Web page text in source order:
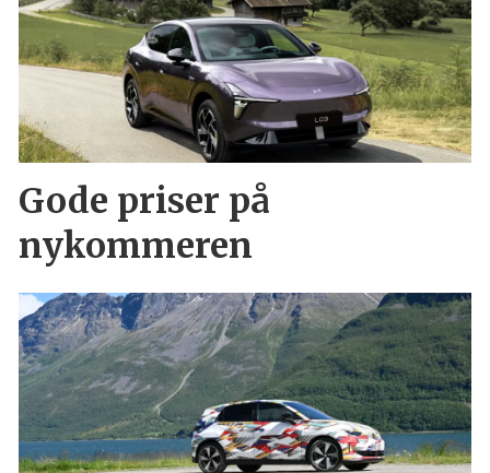
Gode priser på
nykommeren